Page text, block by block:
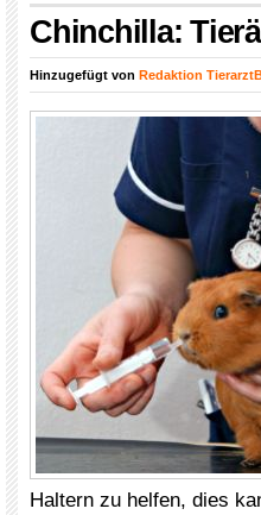
Chinchilla:
Hinzugefügt von Redaktion
Haltern zu helfen, dies